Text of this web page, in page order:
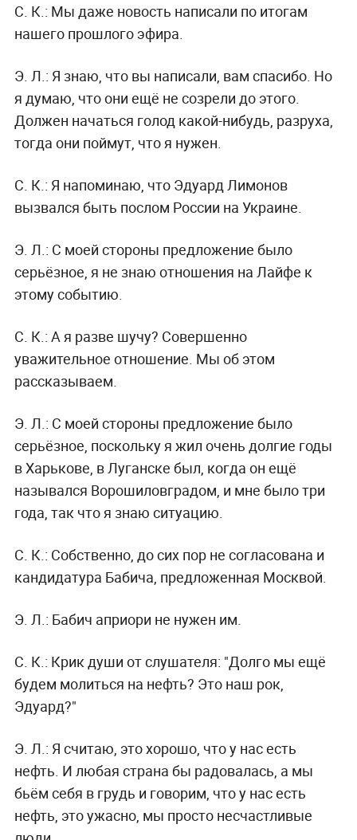
С. К.: Мы даже новость написали по итогам
нашего прошлого эфира.
Э. Л.: Я знаю, что вы написали, вам спасибо. Но
я думаю, что они ещё не созрели до этого.
Должен начаться голод какой-нибудь, разруха,
тогда они поймут, что я нужен.
С. К.: Я напоминаю, что Эдуард Лимонов
вызвался быть послом России на Украине.
Э. Л.: С моей стороны предложение было
серьёзное, я не знаю отношения на Лайфе к
этому событию.
С. К.: А я разве шучу? Совершенно
уважительное отношение. Мы об этом
рассказываем.
Э. Л.: С моей стороны предложение было
серьёзное, поскольку я жил очень долгие годы
в Харькове, в Луганске был, когда он ещё
назывался Ворошиловградом, и мне было три
года, так что я знаю ситуацию.
С. К.: Собственно, до сих пор не согласована и
кандидатура Бабича, предложенная Москвой.
Э. Л.: Бабич априори не нужен им.
С. К.: Крик души от слушателя: "Долго мы ещё
будем молиться на нефть? Это наш рок,
Эдуард?"
Э. Л.: Я считаю, это хорошо, что у нас есть
нефть. И любая страна бы радовалась, а мы
бьём себя в грудь и говорим, что у нас есть
нефть, это ужасно, мы просто несчастливые